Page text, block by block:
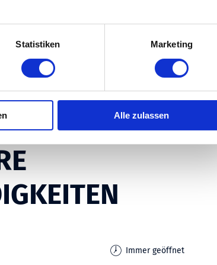
Statistiken Marketing
Alle zulassen
Immer geöffnet